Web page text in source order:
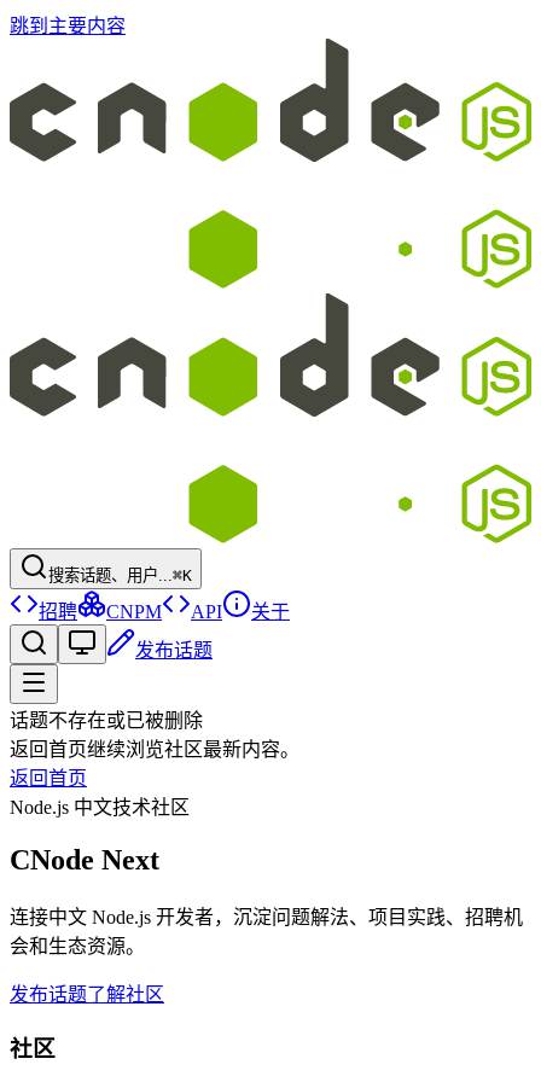
跳到主要内容
搜索话题、用户...⌘K
招聘 CNPM API
关于
发布话题
话题不存在或已被删除
返回首页继续浏览社区最新内容。
返回首页
Node.js 中文技术社区
CNode Next
连接中文 Node.js 开发者，沉淀问题解法、项目实践、招聘机
会和生态资源。
发布话题了解社区
社区